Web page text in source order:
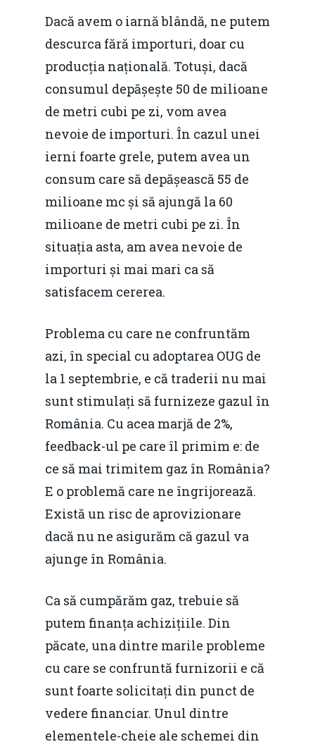
Dacă avem o iarnă blândă, ne putem
descurca fără importuri, doar cu
producția națională. Totuși, dacă
consumul depășește 50 de milioane
de metri cubi pe zi, vom avea
nevoie de importuri. În cazul unei
ierni foarte grele, putem avea un
consum care să depășească 55 de
milioane mc și să ajungă la 60
milioane de metri cubi pe zi. În
situația asta, am avea nevoie de
importuri și mai mari ca să
satisfacem cererea.
Problema cu care ne confruntăm
azi, în special cu adoptarea OUG de
la 1 septembrie, e că traderii nu mai
sunt stimulați să furnizeze gazul în
România. Cu acea marjă de 2%,
feedback-ul pe care îl primim e: de
ce să mai trimitem gaz în România?
E o problemă care ne îngrijorează.
Există un risc de aprovizionare
dacă nu ne asigurăm că gazul va
ajunge în România.
Ca să cumpărăm gaz, trebuie să
putem finanța achizițiile. Din
păcate, una dintre marile probleme
cu care se confruntă furnizorii e că
sunt foarte solicitați din punct de
vedere financiar. Unul dintre
elementele-cheie ale schemei din